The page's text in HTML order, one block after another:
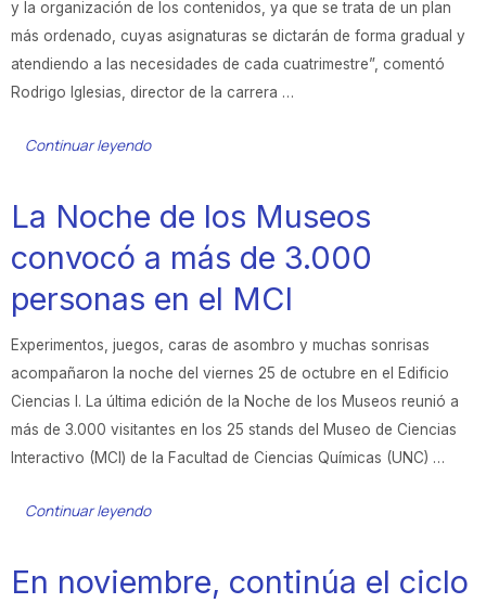
y la organización de los contenidos, ya que se trata de un plan
más ordenado, cuyas asignaturas se dictarán de forma gradual y
atendiendo a las necesidades de cada cuatrimestre”, comentó
Rodrigo Iglesias, director de la carrera …
Continuar leyendo
La Noche de los Museos
convocó a más de 3.000
personas en el MCI
Experimentos, juegos, caras de asombro y muchas sonrisas
acompañaron la noche del viernes 25 de octubre en el Edificio
Ciencias I. La última edición de la Noche de los Museos reunió a
más de 3.000 visitantes en los 25 stands del Museo de Ciencias
Interactivo (MCI) de la Facultad de Ciencias Químicas (UNC) …
Continuar leyendo
En noviembre, continúa el ciclo